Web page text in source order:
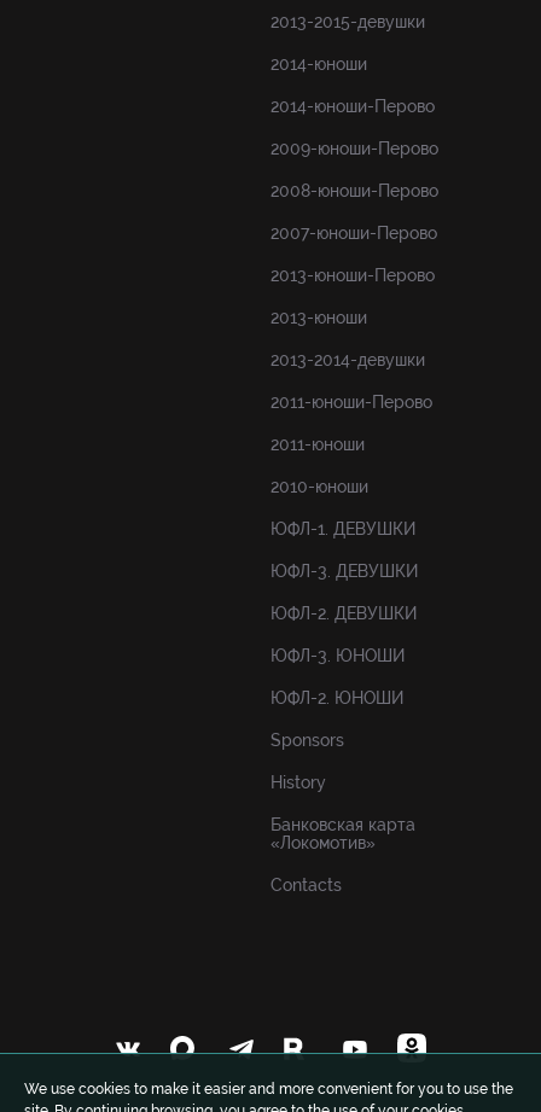
We use cookies to make it easier and more convenient for you to use the
2013-2015-девушки
2014-юноши
2014-юноши-Перово
2009-юноши-Перово
2008-юноши-Перово
2007-юноши-Перово
2013-юноши-Перово
2013-юноши
2013-2014-девушки
2011-юноши-Перово
2011-юноши
2010-юноши
ЮФЛ-1. ДЕВУШКИ
ЮФЛ-3. ДЕВУШКИ
ЮФЛ-2. ДЕВУШКИ
ЮФЛ-3. ЮНОШИ
ЮФЛ-2. ЮНОШИ
Sponsors
History
Банковская карта
«Локомотив»
Contacts